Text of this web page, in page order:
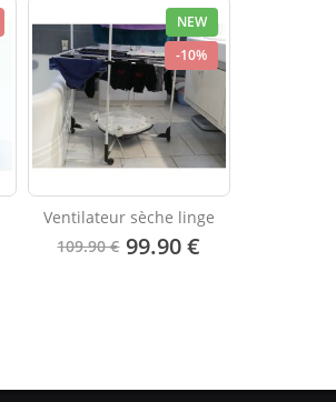
NEW
-10%
Ventilateur sèche linge
109.90 € 99.90 €